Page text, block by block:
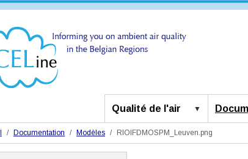
Qualité de l'air
Documentation Modèles RIOIFDMOSPM_Leuven.png